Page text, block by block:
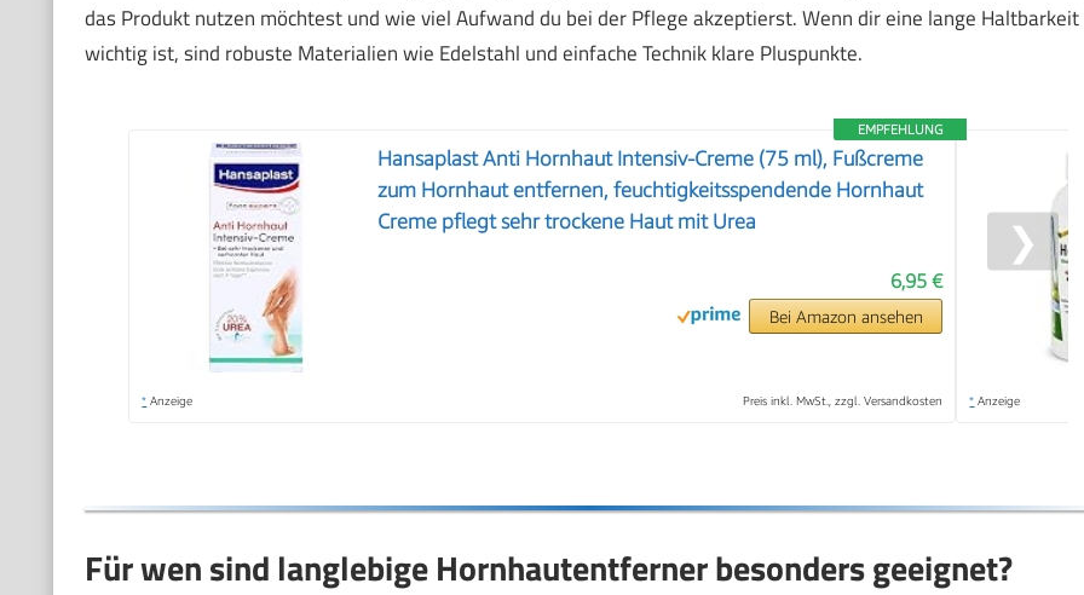
das Produkt nutzen möchtest und wie viel Aufwand du bei der Pflege akzeptierst. Wenn dir eine lange Haltbarkeit
wichtig ist, sind robuste Materialien wie Edelstahl und einfache Technik klare Pluspunkte.
EMPFEHLUNG
Hansaplast Anti Hornhaut Intensiv-Creme (75 ml), Fußcreme
zum Hornhaut entfernen, feuchtigkeitsspendende Hornhaut
Creme pflegt sehr trockene Haut mit Urea
6,95 €
Bei Amazon ansehen
* Anzeige Preis inkl. MwSt., zzgl. Versandkosten * Anzeige
❯
Für wen sind langlebige Hornhautentferner besonders geeignet?